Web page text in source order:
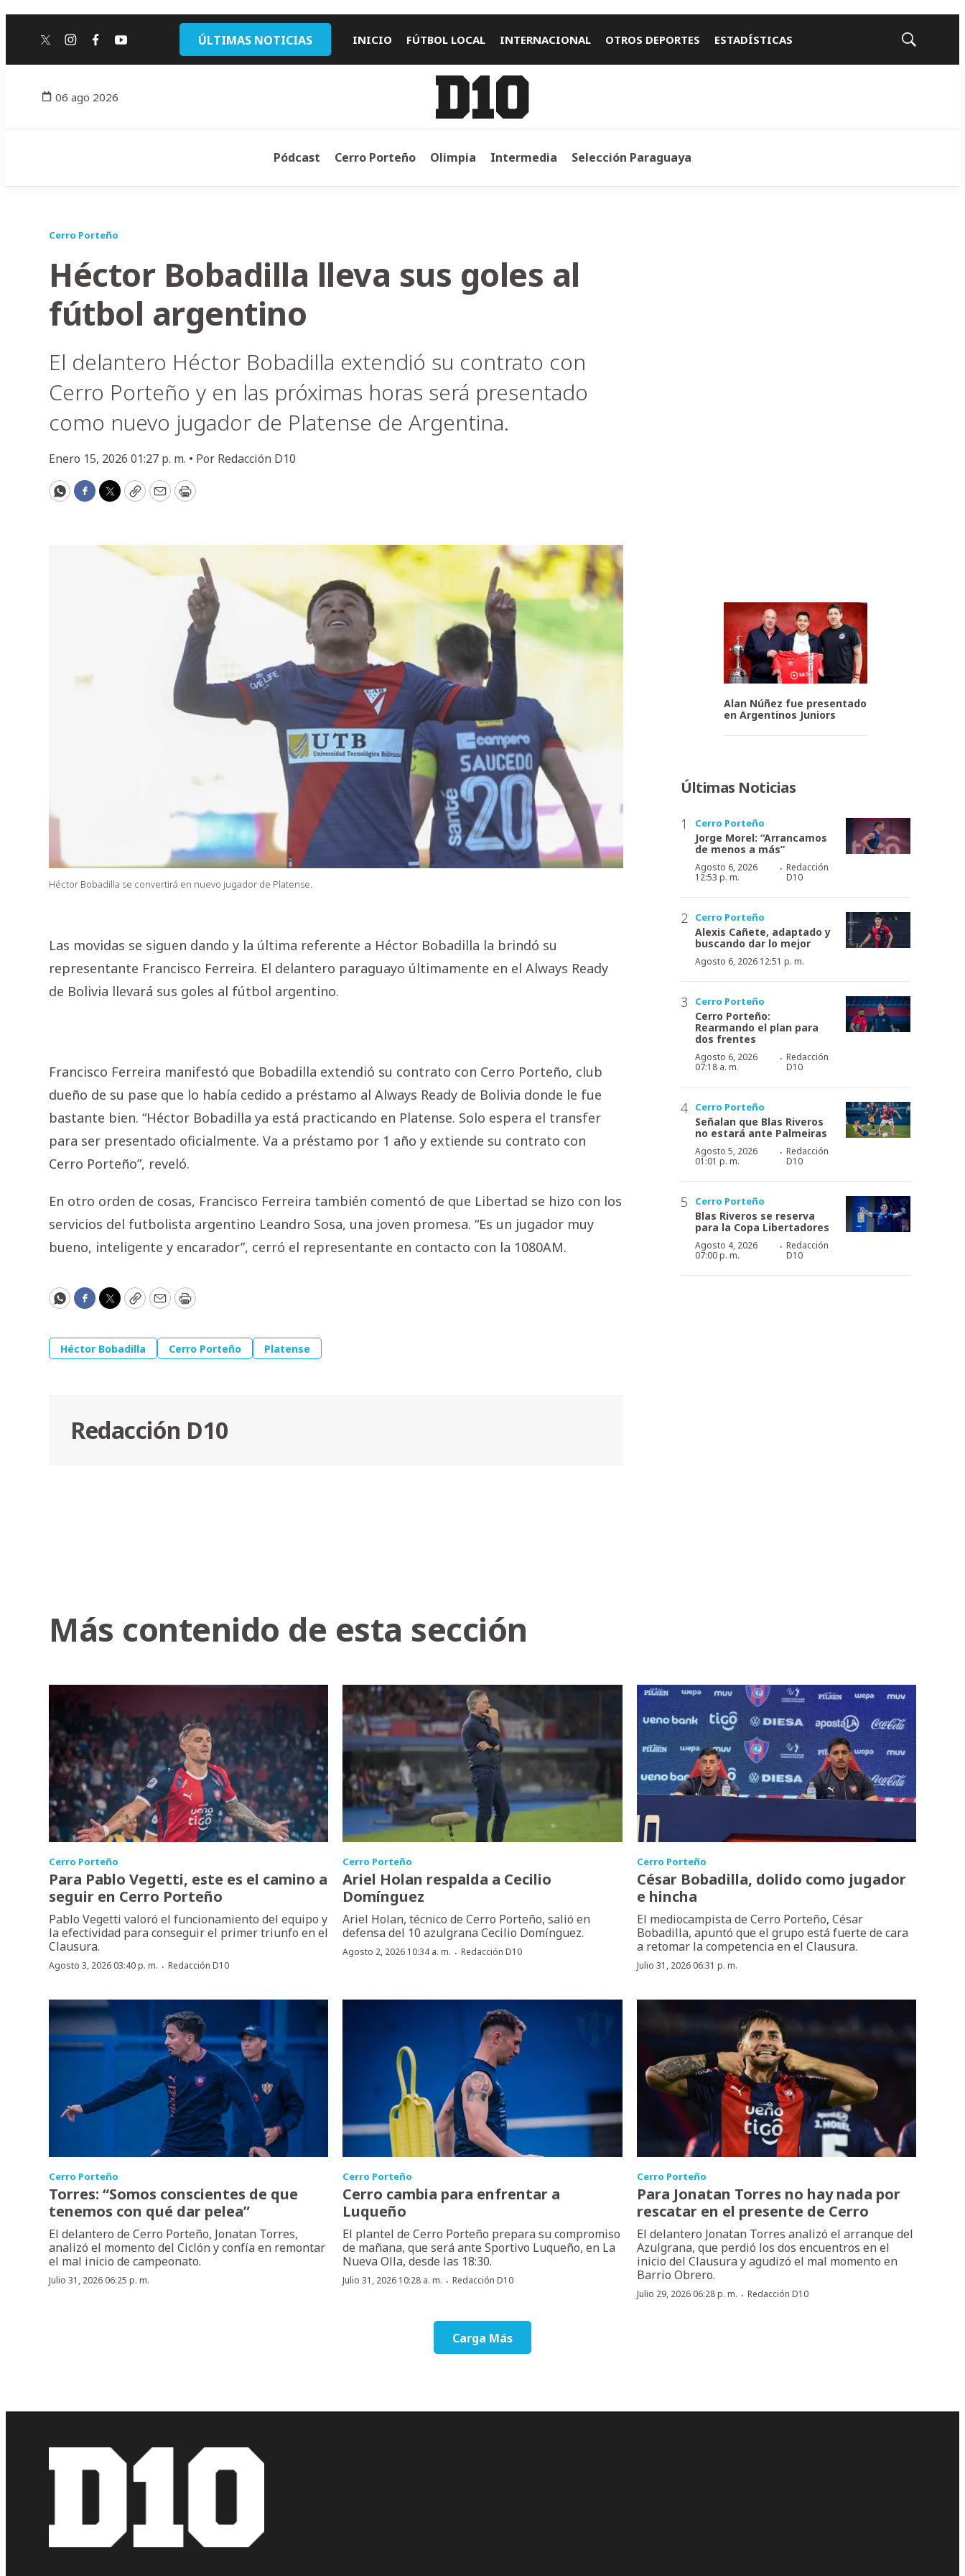
twitterinstagram
facebook
youtube ÚLTIMAS NOTICIAS INICIO FÚTBOL LOCAL INTERNACIONAL OTROS DEPORTES ESTADÍSTICAS
Mostrar
06 ago 2026
Pódcast Cerro Porteño Olimpia Intermedia Selección Paraguaya
Cerro Porteño
Héctor Bobadilla lleva sus goles al
fútbol argentino
El delantero Héctor Bobadilla extendió su contrato con
Cerro Porteño y en las próximas horas será presentado
como nuevo jugador de Platense de Argentina.
Enero 15, 2026 01:27 p. m. • Por Redacción D10
WhatsApp
Facebook
Twitter
CopyEmailPrint
Héctor Bobadilla se convertirá en nuevo jugador de Platense.
Las movidas se siguen dando y la última referente a Héctor Bobadilla la brindó su
representante Francisco Ferreira. El delantero paraguayo últimamente en el Always Ready
de Bolivia llevará sus goles al fútbol argentino.
Francisco Ferreira manifestó que Bobadilla extendió su contrato con Cerro Porteño, club
dueño de su pase que lo había cedido a préstamo al Always Ready de Bolivia donde le fue
bastante bien. “Héctor Bobadilla ya está practicando en Platense. Solo espera el transfer
para ser presentado oficialmente. Va a préstamo por 1 año y extiende su contrato con
Cerro Porteño”, reveló.
En otro orden de cosas, Francisco Ferreira también comentó de que Libertad se hizo con los
servicios del futbolista argentino Leandro Sosa, una joven promesa. “Es un jugador muy
bueno, inteligente y encarador”, cerró el representante en contacto con la 1080AM.
WhatsApp
Facebook
Twitter
CopyEmailPrint
Héctor Bobadilla Cerro Porteño Platense
Redacción D10
Alan Núñez fue presentado
en Argentinos Juniors
Últimas Noticias
Cerro Porteño
Jorge Morel: “Arrancamos
de menos a más”
Agosto 6, 2026
12:53 p. m.
· Redacción
D10
Cerro Porteño
Alexis Cañete, adaptado y
buscando dar lo mejor
Agosto 6, 2026 12:51 p. m.
Cerro Porteño
Cerro Porteño:
Rearmando el plan para
dos frentes
Agosto 6, 2026
07:18 a. m.
· Redacción
D10
Cerro Porteño
Señalan que Blas Riveros
no estará ante Palmeiras
Agosto 5, 2026
01:01 p. m.
· Redacción
D10
Cerro Porteño
Blas Riveros se reserva
para la Copa Libertadores
Agosto 4, 2026
07:00 p. m.
· Redacción
D10
Más contenido de esta sección
Cerro Porteño
Para Pablo Vegetti, este es el camino a
seguir en Cerro Porteño
Pablo Vegetti valoró el funcionamiento del equipo y
la efectividad para conseguir el primer triunfo en el
Clausura.
Agosto 3, 2026 03:40 p. m. · Redacción D10
Cerro Porteño
Ariel Holan respalda a Cecilio
Domínguez
Ariel Holan, técnico de Cerro Porteño, salió en
defensa del 10 azulgrana Cecilio Domínguez.
Agosto 2, 2026 10:34 a. m. ·Redacción D10
Cerro Porteño
César Bobadilla, dolido como jugador
e hincha
El mediocampista de Cerro Porteño, César
Bobadilla, apuntó que el grupo está fuerte de cara
a retomar la competencia en el Clausura.
Julio 31, 2026 06:31 p. m.
Cerro Porteño
Torres: “Somos conscientes de que
tenemos con qué dar pelea”
El delantero de Cerro Porteño, Jonatan Torres,
analizó el momento del Ciclón y confía en remontar
el mal inicio de campeonato.
Julio 31, 2026 06:25 p. m.
Cerro Porteño
Cerro cambia para enfrentar a
Luqueño
El plantel de Cerro Porteño prepara su compromiso
de mañana, que será ante Sportivo Luqueño, en La
Nueva Olla, desde las 18:30.
Julio 31, 2026 10:28 a. m. ·Redacción D10
Cerro Porteño
Para Jonatan Torres no hay nada por
rescatar en el presente de Cerro
El delantero Jonatan Torres analizó el arranque del
Azulgrana, que perdió los dos encuentros en el
inicio del Clausura y agudizó el mal momento en
Barrio Obrero.
Julio 29, 2026 06:28 p. m. · Redacción D10
Carga Más